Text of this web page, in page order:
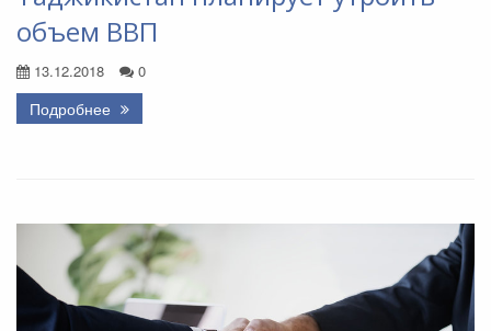
объем ВВП
13.12.2018 0
Подробнее